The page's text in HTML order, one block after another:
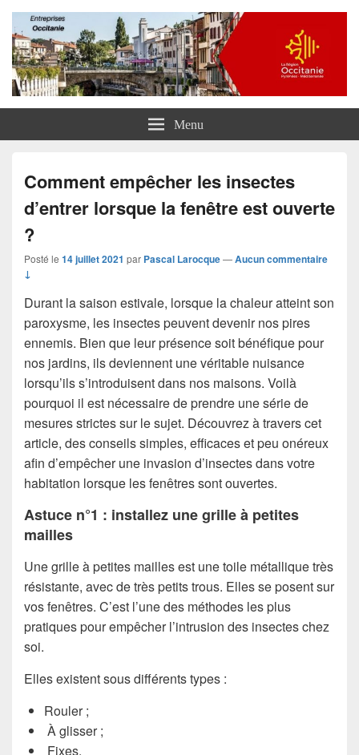
Entreprises Occitanie
Menu
Comment empêcher les insectes
d’entrer lorsque la fenêtre est ouverte
?
Posté le 14 juillet 2021 par Pascal Larocque—Aucun commentaire
↓
Durant la saison estivale, lorsque la chaleur atteint son
paroxysme, les insectes peuvent devenir nos pires
ennemis. Bien que leur présence soit bénéfique pour
nos jardins, ils deviennent une véritable nuisance
lorsqu’ils s’introduisent dans nos maisons. Voilà
pourquoi il est nécessaire de prendre une série de
mesures strictes sur le sujet. Découvrez à travers cet
article, des conseils simples, efficaces et peu onéreux
afin d’empêcher une invasion d’insectes dans votre
habitation lorsque les fenêtres sont ouvertes.
Astuce n°1 : installez une grille à petites
mailles
Une grille à petites mailles est une toile métallique très
résistante, avec de très petits trous. Elles se posent sur
vos fenêtres. C’est l’une des méthodes les plus
pratiques pour empêcher l’intrusion des insectes chez
soi.
Elles existent sous différents types :
Rouler ;
À glisser ;
Fixes.